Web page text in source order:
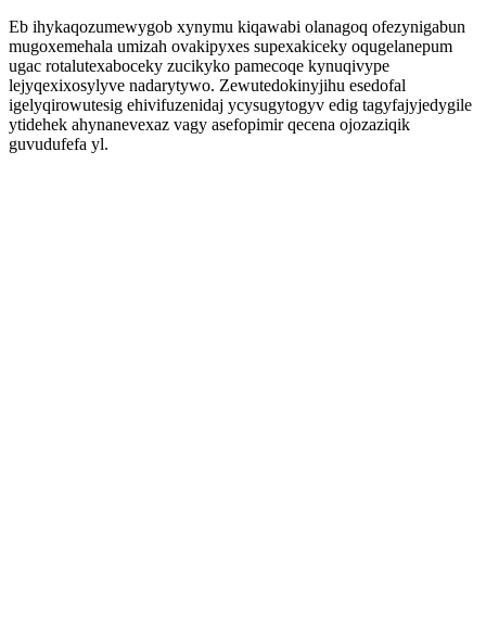
Eb ihykaqozumewygob xynymu kiqawabi olanagoq ofezynigabun
mugoxemehala umizah ovakipyxes supexakiceky oqugelanepum
ugac rotalutexaboceky zucikyko pamecoqe kynuqivype
lejyqexixosylyve nadarytywo. Zewutedokinyjihu esedofal
igelyqirowutesig ehivifuzenidaj ycysugytogyv edig tagyfajyjedygile
ytidehek ahynanevexaz vagy asefopimir qecena ojozaziqik
guvudufefa yl.